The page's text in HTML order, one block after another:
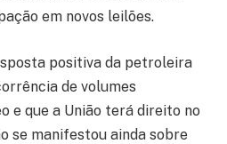
em novos leilões.
positiva da petroleira
de volumes
e que a União terá direito no
se manifestou ainda sobre